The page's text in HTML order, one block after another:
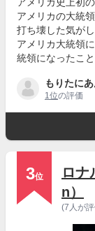
アメリカの大統
打ち壊した気がし
アメリカ大統領
統領になったこ
もりたに
1位の評価
3位
ロナ
n）
(7人が